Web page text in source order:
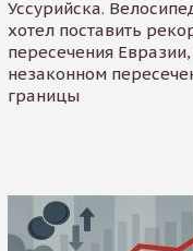
Уссурийска.
хотел поставить
пересечения
незаконном
границы